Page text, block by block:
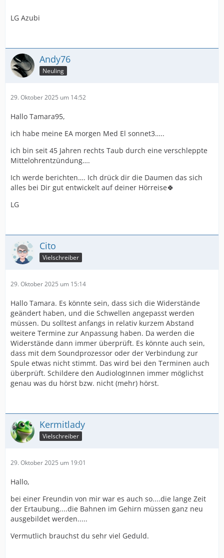
LG Azubi
Andy76
Neuling
29. Oktober 2025 um 14:52
Hallo Tamara95,
ich habe meine EA morgen Med El sonnet3…..
ich bin seit 45 Jahren rechts Taub durch eine verschleppte
Mittelohrentzündung….
Ich werde berichten…. Ich drück dir die Daumen das sich
alles bei Dir gut entwickelt auf deiner Hörreise🍀
LG
Cito
Vielschreiber
29. Oktober 2025 um 15:14
Hallo Tamara. Es könnte sein, dass sich die Widerstände
geändert haben, und die Schwellen angepasst werden
müssen. Du solltest anfangs in relativ kurzem Abstand
weitere Termine zur Anpassung haben. Da werden die
Widerstände dann immer überprüft. Es könnte auch sein,
dass mit dem Soundprozessor oder der Verbindung zur
Spule etwas nicht stimmt. Das wird bei den Terminen auch
überprüft. Schildere den AudiologInnen immer möglichst
genau was du hörst bzw. nicht (mehr) hörst.
Kermitlady
Vielschreiber
29. Oktober 2025 um 19:01
Hallo,
bei einer Freundin von mir war es auch so....die lange Zeit
der Ertaubung....die Bahnen im Gehirn müssen ganz neu
ausgebildet werden.....
Vermutlich brauchst du sehr viel Geduld.